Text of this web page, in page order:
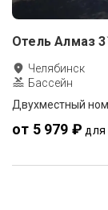
Отель Алмаз 3
Челябинск
Бассейн
от 5 979 ₽ для